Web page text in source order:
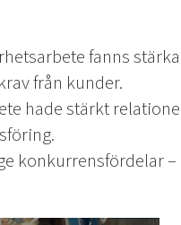
fanns
från kunder.
hade stärkt
konkurrensfördelar –